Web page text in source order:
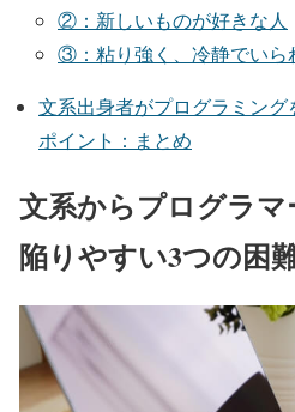
②：新しいものが好きな人
③：粘り強く、冷静でいら
文系出身者がプログラミン
ポイント：まとめ
文系からプログラ
陥りやすい3つの困